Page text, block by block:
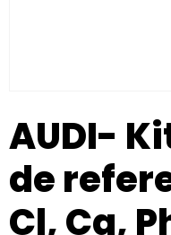
AUDI-
de
Cl, Ca,